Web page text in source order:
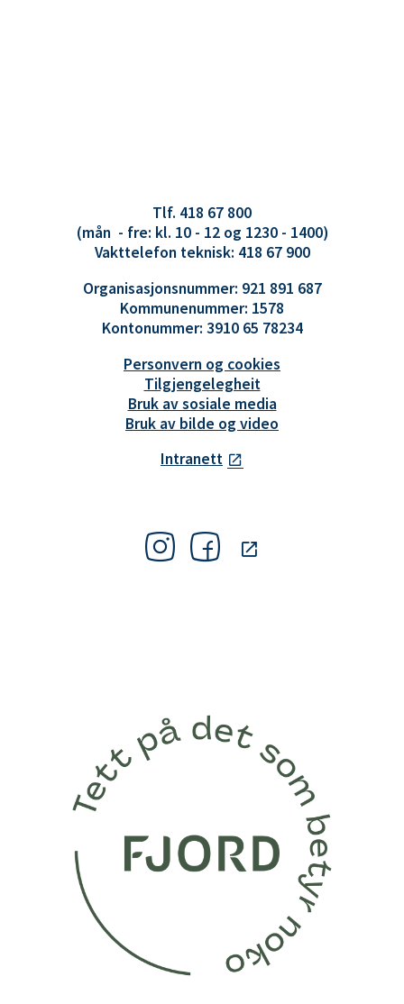
Tlf. 418 67 800
(mån - fre: kl. 10 - 12 og 1230 - 1400)
Vakttelefon teknisk: 418 67 900
Organisasjonsnummer: 921 891 687
Kommunenummer: 1578
Kontonummer: 3910 65 78234
Personvern og cookies
Tilgjengelegheit
Bruk av sosiale media
Bruk av bilde og video
Intranett